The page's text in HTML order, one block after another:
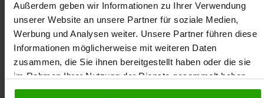
Außerdem geben wir Informationen zu Ihrer Verwendung
unserer Website an unsere Partner für soziale Medien,
Werbung und Analysen weiter. Unsere Partner führen diese
Informationen möglicherweise mit weiteren Daten
zusammen, die Sie ihnen bereitgestellt haben oder die sie
im Rahmen Ihrer Nutzung der Dienste gesammelt haben.
Tätigkeit seit mehreren Jahren als Referent für
zahlreiche Apothekerkammern, Verbände und
Pflegeeinrichtungen tätig. Sein Schwerpunkt liegt
auf den praxisrelevanten Themen aus der
Selbstmedikation, der leitliniengerechten Therapie